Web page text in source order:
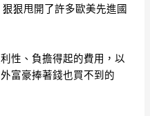
狠甩開了許多歐美先進國
性、負擔得起的費用，以
富豪捧著錢也買不到的